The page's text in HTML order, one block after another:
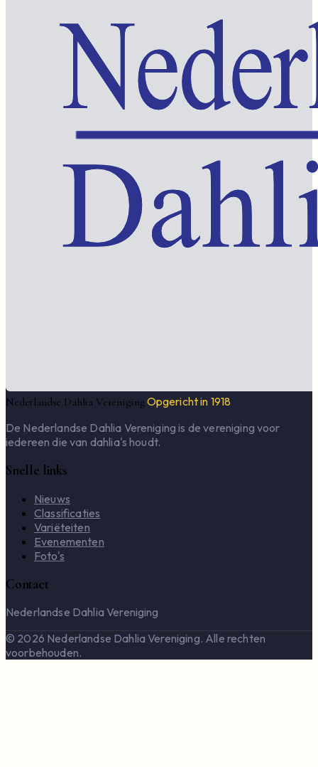
Nederlandse Dahlia VerenigingOpgericht in 1918
De Nederlandse Dahlia Vereniging is de vereniging voor
iedereen die van dahlia's houdt.
Snelle links
Nieuws
Classificaties
Variëteiten
Evenementen
Foto's
Contact
Nederlandse Dahlia Vereniging
© 2026 Nederlandse Dahlia Vereniging. Alle rechten
voorbehouden.